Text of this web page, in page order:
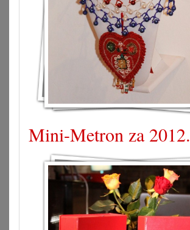
Mini-Metron za 2012.